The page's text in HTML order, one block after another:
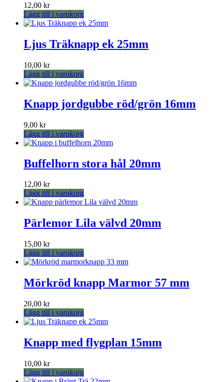
12,00 kr
Lägg till i varukorg
Ljus Träknapp ek 25mm
10,00 kr
Lägg till i varukorg
Knapp jordgubbe röd/grön 16mm
9,00 kr
Lägg till i varukorg
Buffelhorn stora hål 20mm
12,00 kr
Lägg till i varukorg
Pärlemor Lila välvd 20mm
15,00 kr
Lägg till i varukorg
Mörkröd knapp Marmor 57 mm
20,00 kr
Lägg till i varukorg
Knapp med flygplan 15mm
10,00 kr
Lägg till i varukorg